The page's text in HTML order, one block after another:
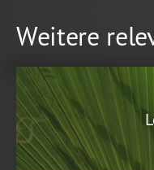
Weitere